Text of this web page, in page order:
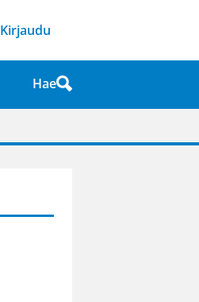
Kirjaudu
Hae